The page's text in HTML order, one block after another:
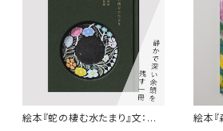
絵本『蛇の棲む水たまり』文：梨
絵本